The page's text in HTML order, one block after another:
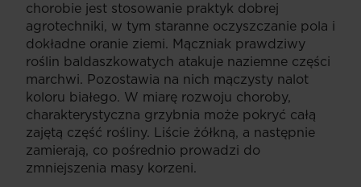
chorobie jest stosowanie praktyk dobrej
agrotechniki, w tym staranne oczyszczanie pola i
dokładne oranie ziemi. Mączniak prawdziwy
roślin baldaszkowatych atakuje naziemne części
marchwi. Pozostawia na nich mączysty nalot
koloru białego. W miarę rozwoju choroby,
charakterystyczna grzybnia może pokryć całą
zajętą część rośliny. Liście żółkną, a następnie
zamierają, co pośrednio prowadzi do
zmniejszenia masy korzeni.